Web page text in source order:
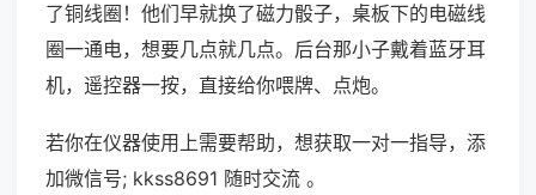
了铜线圈！他们早就换了磁力骰子，桌板下的电磁线
圈一通电，想要几点就几点。后台那小子戴着蓝牙耳
机，遥控器一按，直接给你喂牌、点炮。
若你在仪器使用上需要帮助，想获取一对一指导，添
加微信号; kkss8691 随时交流 。